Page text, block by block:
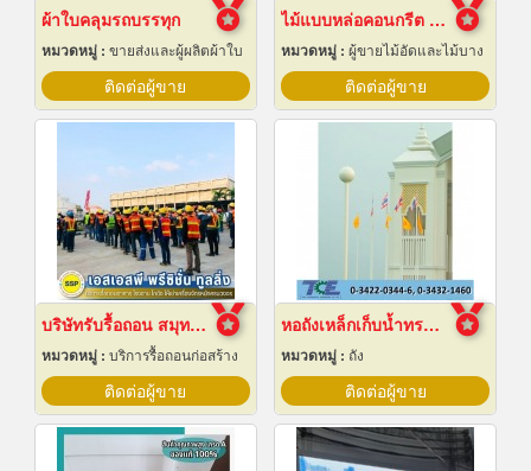
ผ้าใบคลุมรถบรรทุก
หมวดหมู่ : ขายส่งและผู้ผลิตผ้าใบ
ติดต่อผู้ขาย
ไม้แบบหล่อคอนกรีต ไม้แบบเทปูน
หมวดหมู่ : ผู้ขายไม้อัดและไม้บาง
ติดต่อผู้ขาย
บริษัทรับรื้อถอน สมุทรปราการ
หมวดหมู่ : บริการรื้อถอนก่อสร้าง
ติดต่อผู้ขาย
หอถังเหล็กเก็บน้ำทรงกลม
หมวดหมู่ : ถัง
ติดต่อผู้ขาย